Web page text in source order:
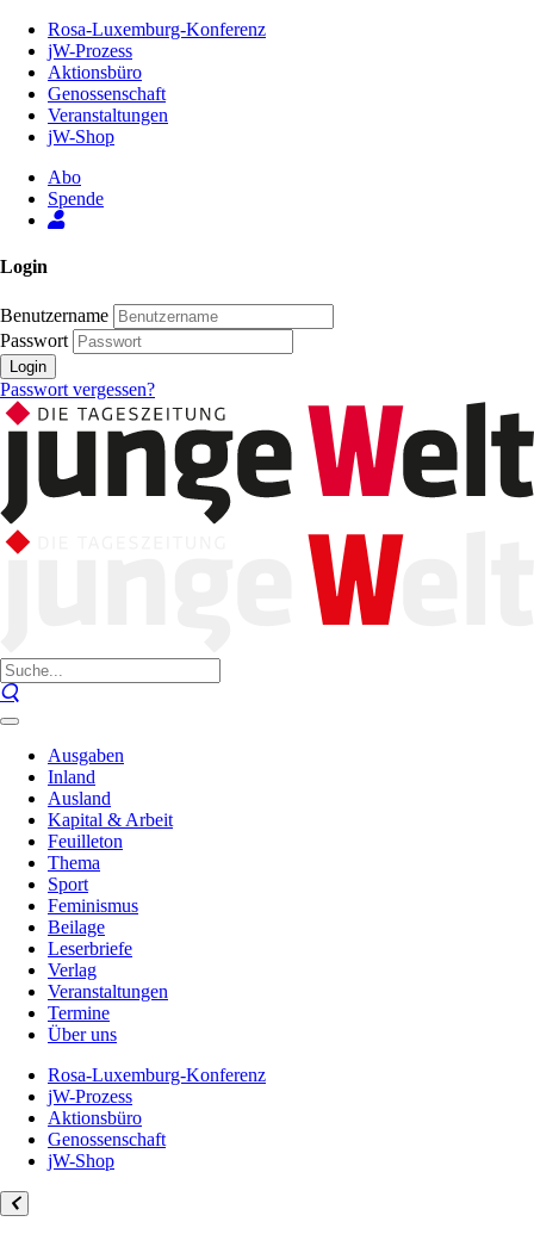
Inhalt
Seite
Rosa-Luxemburg-Konferenz
jW-Prozess
Aktionsbüro
Genossenschaft
Veranstaltungen
jW-Shop
Abo
Spende
Login
Benutzername
Passwort
Login
Passwort vergessen?
Ausgaben
Inland
Ausland
Kapital & Arbeit
Feuilleton
Thema
Sport
Feminismus
Beilage
Leserbriefe
Verlag
Veranstaltungen
Termine
Über uns
Rosa-Luxemburg-Konferenz
jW-Prozess
Aktionsbüro
Genossenschaft
jW-Shop